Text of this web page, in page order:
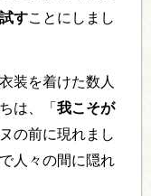
すことにしまし
装を着けた数人
は、「我こそが
の前に現れまし
で人々の間に隠れ